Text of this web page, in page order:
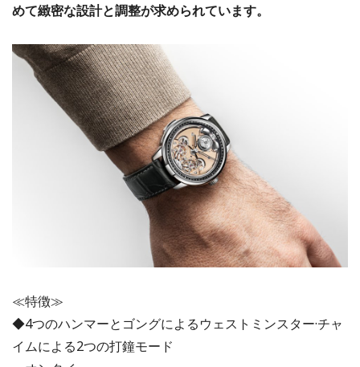
めて緻密な設計と調整が求められています。
≪特徴≫
◆4つのハンマーとゴングによるウェストミンスター·チャ
イムによる2つの打鐘モード